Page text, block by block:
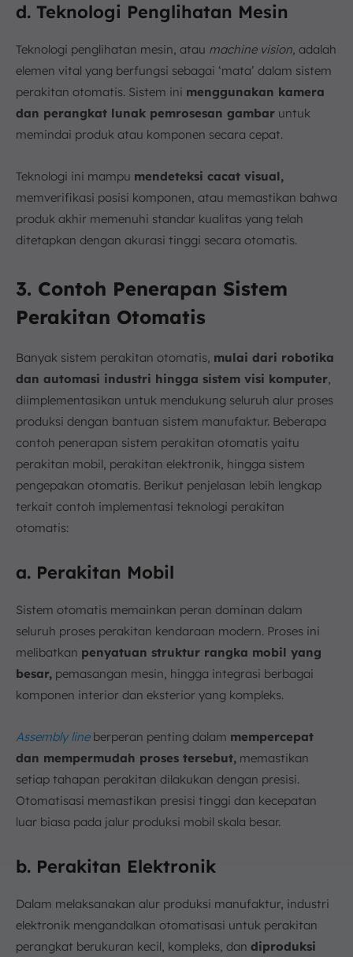
d. Teknologi Penglihatan Mesin
Teknologi penglihatan mesin, atau machine vision, adalah
elemen vital yang berfungsi sebagai ‘mata’ dalam sistem
perakitan otomatis. Sistem ini menggunakan kamera
dan perangkat lunak pemrosesan gambar untuk
memindai produk atau komponen secara cepat.
Teknologi ini mampu mendeteksi cacat visual,
memverifikasi posisi komponen, atau memastikan bahwa
produk akhir memenuhi standar kualitas yang telah
ditetapkan dengan akurasi tinggi secara otomatis.
3. Contoh Penerapan Sistem
Perakitan Otomatis
Banyak sistem perakitan otomatis, mulai dari robotika
dan automasi industri hingga sistem visi komputer,
diimplementasikan untuk mendukung seluruh alur proses
produksi dengan bantuan sistem manufaktur. Beberapa
contoh penerapan sistem perakitan otomatis yaitu
perakitan mobil, perakitan elektronik, hingga sistem
pengepakan otomatis. Berikut penjelasan lebih lengkap
terkait contoh implementasi teknologi perakitan
otomatis:
a. Perakitan Mobil
Sistem otomatis memainkan peran dominan dalam
seluruh proses perakitan kendaraan modern. Proses ini
melibatkan penyatuan struktur rangka mobil yang
besar, pemasangan mesin, hingga integrasi berbagai
komponen interior dan eksterior yang kompleks.
Assembly lineberperan penting dalam mempercepat
dan mempermudah proses tersebut, memastikan
setiap tahapan perakitan dilakukan dengan presisi.
Otomatisasi memastikan presisi tinggi dan kecepatan
luar biasa pada jalur produksi mobil skala besar.
b. Perakitan Elektronik
Dalam melaksanakan alur produksi manufaktur, industri
elektronik mengandalkan otomatisasi untuk perakitan
perangkat berukuran kecil, kompleks, dan diproduksi